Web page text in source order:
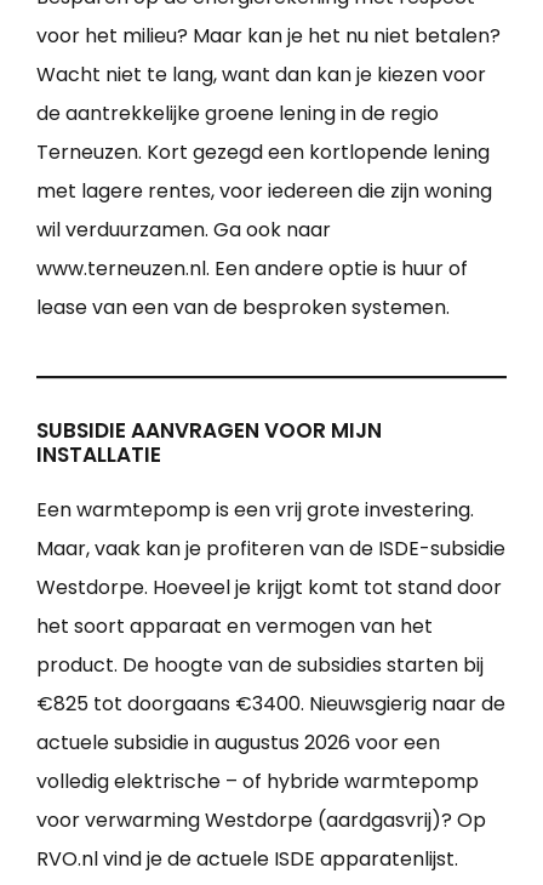
voor het milieu? Maar kan je het nu niet betalen?
Wacht niet te lang, want dan kan je kiezen voor
de aantrekkelijke groene lening in de regio
Terneuzen. Kort gezegd een kortlopende lening
met lagere rentes, voor iedereen die zijn woning
wil verduurzamen. Ga ook naar
www.terneuzen.nl. Een andere optie is huur of
lease van een van de besproken systemen.
SUBSIDIE AANVRAGEN VOOR MIJN
INSTALLATIE
Een warmtepomp is een vrij grote investering.
Maar, vaak kan je profiteren van de ISDE-subsidie
Westdorpe. Hoeveel je krijgt komt tot stand door
het soort apparaat en vermogen van het
product. De hoogte van de subsidies starten bij
€825 tot doorgaans €3400. Nieuwsgierig naar de
actuele subsidie in augustus 2026 voor een
volledig elektrische – of hybride warmtepomp
voor verwarming Westdorpe (aardgasvrij)? Op
RVO.nl vind je de actuele ISDE apparatenlijst.